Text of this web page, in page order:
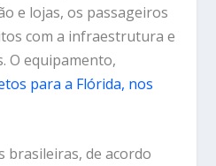
e lojas, os passageiros
com a infraestrutura e
O equipamento,
para a Flórida, nos
brasileiras, de acordo